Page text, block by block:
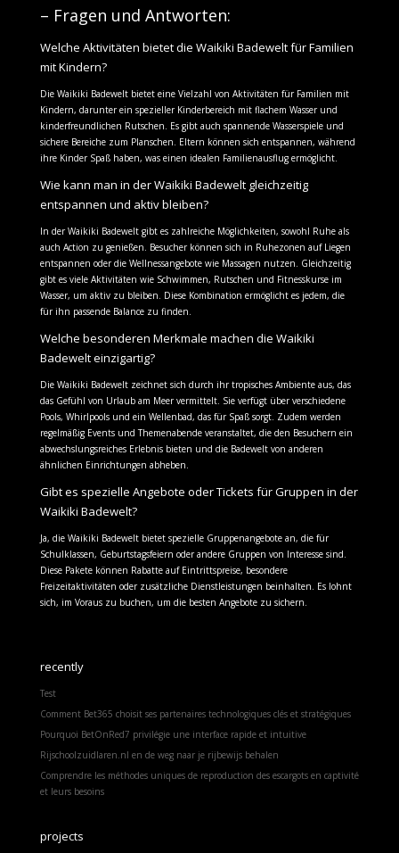
– Fragen und Antworten:
Welche Aktivitäten bietet die Waikiki Badewelt für Familien
mit Kindern?
Die Waikiki Badewelt bietet eine Vielzahl von Aktivitäten für Familien mit
Kindern, darunter ein spezieller Kinderbereich mit flachem Wasser und
kinderfreundlichen Rutschen. Es gibt auch spannende Wasserspiele und
sichere Bereiche zum Planschen. Eltern können sich entspannen, während
ihre Kinder Spaß haben, was einen idealen Familienausflug ermöglicht.
Wie kann man in der Waikiki Badewelt gleichzeitig
entspannen und aktiv bleiben?
In der Waikiki Badewelt gibt es zahlreiche Möglichkeiten, sowohl Ruhe als
auch Action zu genießen. Besucher können sich in Ruhezonen auf Liegen
entspannen oder die Wellnessangebote wie Massagen nutzen. Gleichzeitig
gibt es viele Aktivitäten wie Schwimmen, Rutschen und Fitnesskurse im
Wasser, um aktiv zu bleiben. Diese Kombination ermöglicht es jedem, die
für ihn passende Balance zu finden.
Welche besonderen Merkmale machen die Waikiki
Badewelt einzigartig?
Die Waikiki Badewelt zeichnet sich durch ihr tropisches Ambiente aus, das
das Gefühl von Urlaub am Meer vermittelt. Sie verfügt über verschiedene
Pools, Whirlpools und ein Wellenbad, das für Spaß sorgt. Zudem werden
regelmäßig Events und Themenabende veranstaltet, die den Besuchern ein
abwechslungsreiches Erlebnis bieten und die Badewelt von anderen
ähnlichen Einrichtungen abheben.
Gibt es spezielle Angebote oder Tickets für Gruppen in der
Waikiki Badewelt?
Ja, die Waikiki Badewelt bietet spezielle Gruppenangebote an, die für
Schulklassen, Geburtstagsfeiern oder andere Gruppen von Interesse sind.
Diese Pakete können Rabatte auf Eintrittspreise, besondere
Freizeitaktivitäten oder zusätzliche Dienstleistungen beinhalten. Es lohnt
sich, im Voraus zu buchen, um die besten Angebote zu sichern.
recently
Test
Comment Bet365 choisit ses partenaires technologiques clés et stratégiques
Pourquoi BetOnRed7 privilégie une interface rapide et intuitive
Rijschoolzuidlaren.nl en de weg naar je rijbewijs behalen
Comprendre les méthodes uniques de reproduction des escargots en captivité
et leurs besoins
projects